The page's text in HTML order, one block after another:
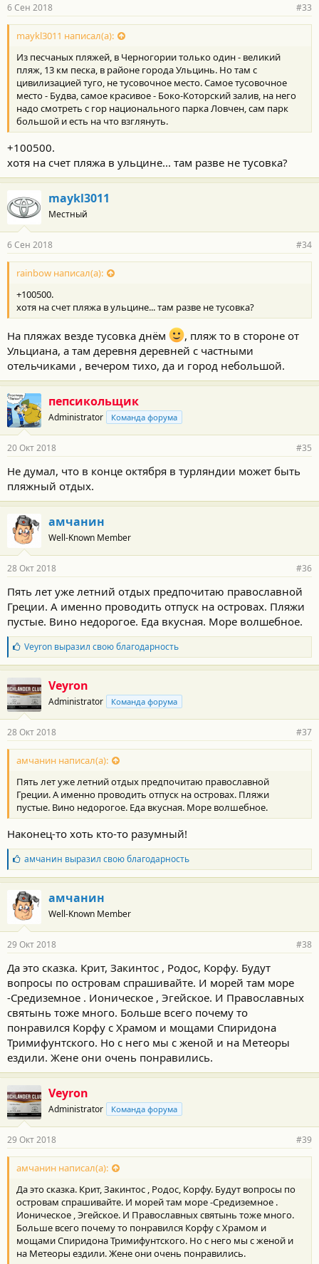
6 Сен 2018 #33
maykl3011 написал(а):
Из песчаных пляжей, в Черногории только один - великий
пляж, 13 км песка, в районе города Ульцинь. Но там с
цивилизацией туго, не тусовочное место. Самое тусовочное
место - Будва, самое красивое - Боко-Которский залив, на него
надо смотреть с гор национального парка Ловчен, сам парк
большой и есть на что взглянуть.
+100500.
хотя на счет пляжа в ульцине... там разве не тусовка?
maykl3011
Местный
6 Сен 2018 #34
rainbow написал(а):
+100500.
хотя на счет пляжа в ульцине... там разве не тусовка?
На пляжах везде тусовка днём
, пляж то в стороне от
Ульциана, а там деревня деревней с частными
отельчиками , вечером тихо, да и город небольшой.
пепсикольщик
Administrator Команда форума
20 Окт 2018 #35
Не думал, что в конце октября в турляндии может быть
пляжный отдых.
амчанин
Well-Known Member
28 Окт 2018 #36
Пять лет уже летний отдых предпочитаю православной
Греции. А именно проводить отпуск на островах. Пляжи
пустые. Вино недорогое. Еда вкусная. Море волшебное.
Б
л
а
о
д
а
н
о
с
и
:
Veyronвыразил свою благодарность
Veyron
Administrator Команда форума
28 Окт 2018 #37
амчанин написал(а):
Пять лет уже летний отдых предпочитаю православной
Греции. А именно проводить отпуск на островах. Пляжи
пустые. Вино недорогое. Еда вкусная. Море волшебное.
Наконец-то хоть кто-то разумный!
Б
л
а
г
о
д
а
н
с
т
и
амчанин выразил свою благодарность
амчанин
Well-Known Member
29 Окт 2018 #38
Да это сказка. Крит, Закинтос , Родос, Корфу. Будут
вопросы по островам спрашивайте. И морей там море
-Средиземное . Ионическое , Эгейское. И Православных
святынь тоже много. Больше всего почему то
понравился Корфу с Храмом и мощами Спиридона
Тримифунтского. Но с него мы с женой и на Метеоры
ездили. Жене они очень понравились.
Veyron
Administrator Команда форума
29 Окт 2018 #39
амчанин написал(а):
Да это сказка. Крит, Закинтос , Родос, Корфу. Будут вопросы по
островам спрашивайте. И морей там море -Средиземное .
Ионическое , Эгейское. И Православных святынь тоже много.
Больше всего почему то понравился Корфу с Храмом и
мощами Спиридона Тримифунтского. Но с него мы с женой и
на Метеоры ездили. Жене они очень понравились.